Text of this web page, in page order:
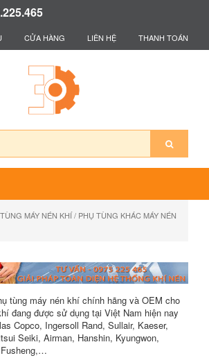
CỬA HÀNG LIÊN HỆ THANH TOÁN
MÁY NÉN KHÍ/ PHỤ TÙNG KHÁC MÁY NÉN
tùng máy nén khí chính hãng và OEM cho
đang được sử dụng tại Việt Nam hiện nay
Copco, Ingersoll Rand, Sullair, Kaeser,
Seiki, Airman, Hanshin, Kyungwon,